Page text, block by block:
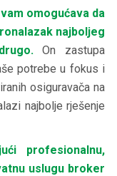
omogućava da
najboljeg
On zastupa
potrebe u fokus i
osiguravača na
najbolje rješenje
profesionalnu,
uslugu broker